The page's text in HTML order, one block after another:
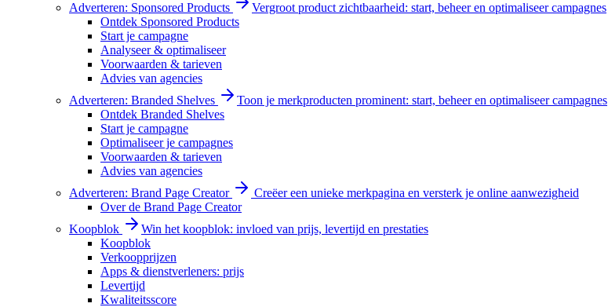
Adverteren: Sponsored Products
Vergroot product zichtbaarheid: start, beheer en optimaliseer campagnes
Ontdek Sponsored Products
Start je campagne
Analyseer & optimaliseer
Voorwaarden & tarieven
Advies van agencies
Adverteren: Branded Shelves
Toon je merkproducten prominent: start, beheer en optimaliseer campagnes
Ontdek Branded Shelves
Start je campagne
Optimaliseer je campagnes
Voorwaarden & tarieven
Advies van agencies
Adverteren: Brand Page Creator
Creëer een unieke merkpagina en versterk je online aanwezigheid
Over de Brand Page Creator
Koopblok
Win het koopblok: invloed van prijs, levertijd en prestaties
Koopblok
Verkoopprijzen
Apps & dienstverleners: prijs
Levertijd
Kwaliteitsscore